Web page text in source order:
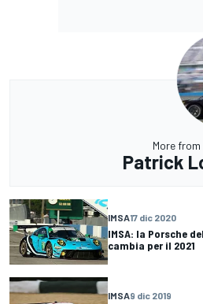
More from
Patrick
IMSA17 dic 2020
IMSA: la Porsche
cambia per il 2021
IMSA9 dic 2019